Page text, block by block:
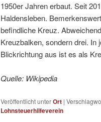
1950er Jahren erbaut. Seit
Haldensleben.
befindliche Kreuz.
Kreuzbalken, sondern drei.
Blickrichtung aus ist es als
Quelle: Wikipedia
Veröffentlicht unterOrt |
Lohnsteuerhilfeverein